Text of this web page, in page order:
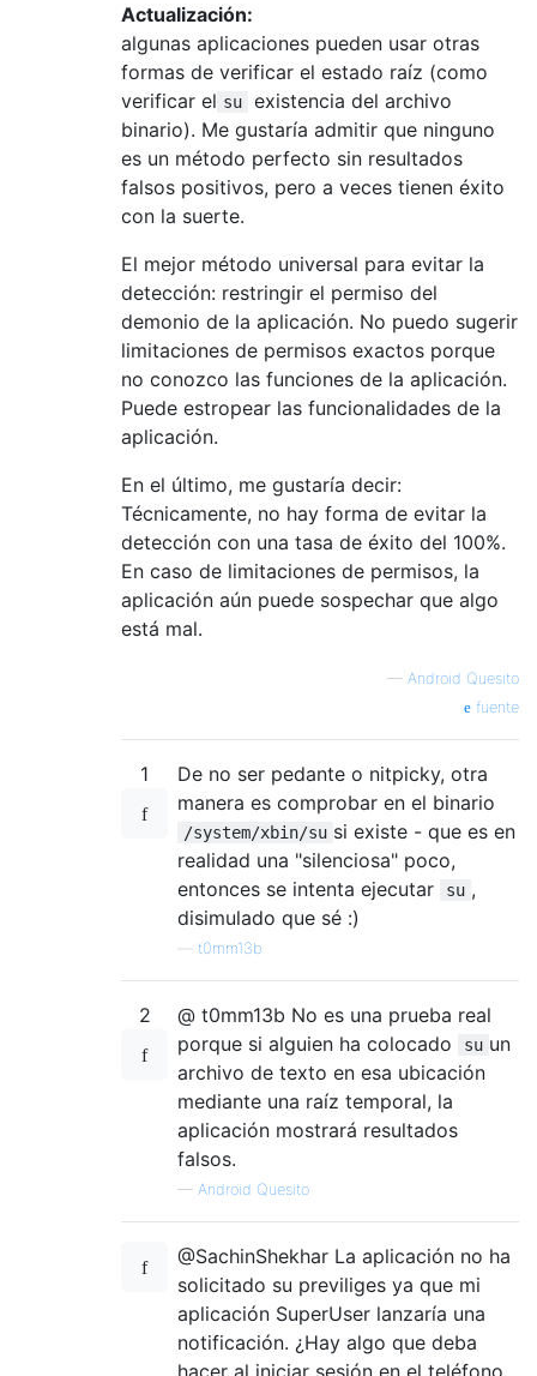
Actualización:
algunas aplicaciones pueden usar otras
formas de verificar el estado raíz (como
verificar el su
existencia del archivo
binario). Me gustaría admitir que ninguno
es un método perfecto sin resultados
falsos positivos, pero a veces tienen éxito
con la suerte.
El mejor método universal para evitar la
detección: restringir el permiso del
demonio de la aplicación. No puedo sugerir
limitaciones de permisos exactos porque
no conozco las funciones de la aplicación.
Puede estropear las funcionalidades de la
aplicación.
En el último, me gustaría decir:
Técnicamente, no hay forma de evitar la
detección con una tasa de éxito del 100%.
En caso de limitaciones de permisos, la
aplicación aún puede sospechar que algo
está mal.
— Android Quesito
fuente
1
De no ser pedante o nitpicky, otra
manera es comprobar en el binario
/system/xbin/su si existe - que es en
realidad una "silenciosa" poco,
entonces se intenta ejecutar
su ,
disimulado que sé :)
t0mm13b
2
@ t0mm13b No es una prueba real
porque si alguien ha colocado
su un
archivo de texto en esa ubicación
mediante una raíz temporal, la
aplicación mostrará resultados
falsos.
— Android Quesito
@SachinShekhar La aplicación no ha
solicitado su previliges ya que mi
aplicación SuperUser lanzaría una
notificación. ¿Hay algo que deba
hacer al iniciar sesión en el teléfono